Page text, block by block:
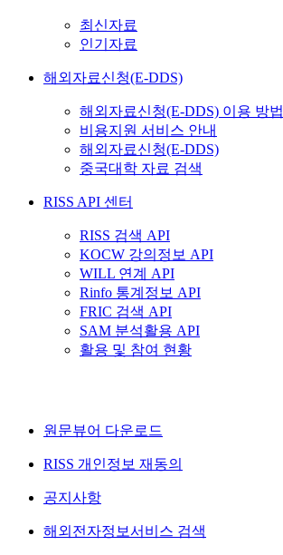
최신자료
인기자료
해외자료신청(E-DDS)
해외자료신청(E-DDS) 이용 방법
비용지원 서비스 안내
해외자료신청(E-DDS)
중국대학 자료 검색
RISS API 센터
RISS 검색 API
KOCW 강의정보 API
WILL 연계 API
Rinfo 통계정보 API
FRIC 검색 API
SAM 분석활용 API
활용 및 참여 현황
원문뷰어 다운로드
RISS 개인정보 재동의
공지사항
해외전자정보서비스 검색